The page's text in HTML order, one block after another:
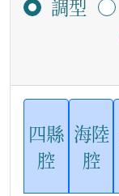
調型
四縣
腔
海陸
腔